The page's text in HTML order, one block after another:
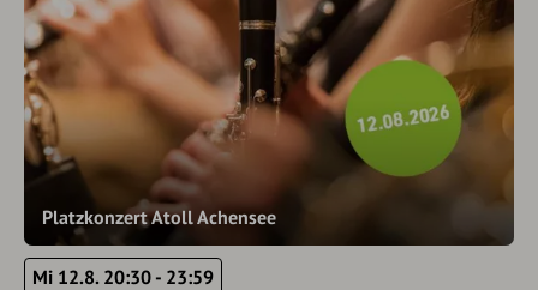
Platzkonzert Atoll Achensee
Mi 12.8. 20:30 - 23:59